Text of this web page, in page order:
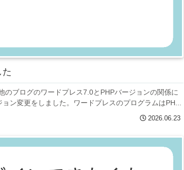
ブログのワードプレス7.0とPHPバージョンの関係に
ン変更をしました。ワードプレスのプログラムはPH...
2026.06.23